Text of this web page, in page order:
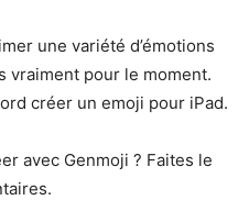
une variété d’émotions
vraiment pour le moment.
créer un emoji pour iPad.
avec Genmoji ? Faites le